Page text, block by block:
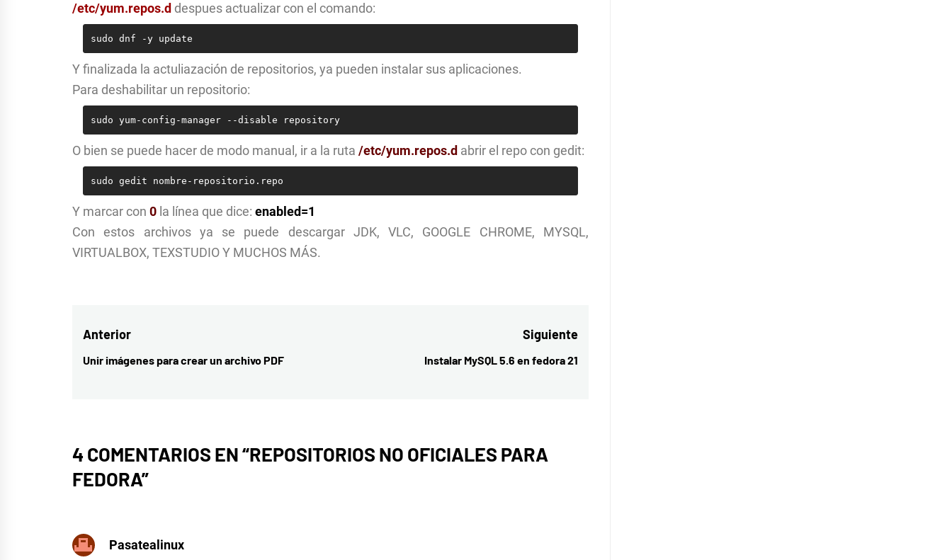
/etc/yum.repos.d despues actualizar con el comando:
sudo dnf -y update
Y finalizada la actuliazación de repositorios, ya pueden instalar sus aplicaciones.
Para deshabilitar un repositorio:
sudo yum-config-manager --disable repository
O bien se puede hacer de modo manual, ir a la ruta /etc/yum.repos.d abrir el repo con gedit:
sudo gedit nombre-repositorio.repo
Y marcar con 0 la línea que dice: enabled=1
Con estos archivos ya se puede descargar JDK, VLC, GOOGLE CHROME, MYSQL,
VIRTUALBOX, TEXSTUDIO Y MUCHOS MÁS.
Navegación
de
Anterior
Entrada
Unir imágenes para crear un archivo PDF
Siguiente
Entrada
Instalar MySQL 5.6 en fedora 21
4 COMENTARIOS EN “REPOSITORIOS NO OFICIALES PARA
FEDORA”
Pasatealinux